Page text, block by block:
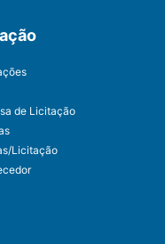
de Licitação
Licitação